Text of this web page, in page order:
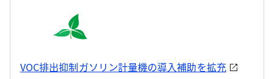
VOC排出抑制ガソリン計量機の導入補助を拡充